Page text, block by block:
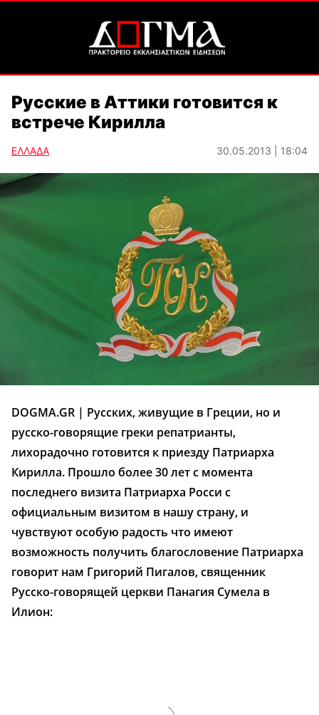
Русские в Аттики готовится к
встрече Кирилла
ΕΛΛΑΔΑ 30.05.2013 | 18:04
DOGMA.GR | Русских, живущие в Греции, но и
русско-говорящие греки репатрианты,
лихорадочно готовится к приезду Патриарха
Кирилла. Прошло более 30 лет с момента
последнего визита Патриарха Росси с
официальным визитом в нашу страну, и
чувствуют особую радость что имеют
возможность получить благословение Патриарха
говорит нам Григорий Пигалов, священник
Русско-говорящей церкви Панагия Сумела в
Илион: